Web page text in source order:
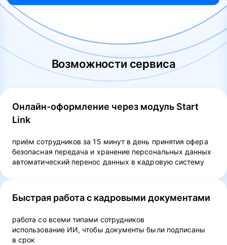
Возможности сервиса
Онлайн-оформление через модуль Start
Link
приём сотрудников за 15 минут в день принятия офера
безопасная передача и хранение персональных данных
автоматический перенос данных в кадровую систему
Быстрая работа с кадровыми документами
работа со всеми типами сотрудников
использование ИИ, чтобы документы были подписаны
в срок